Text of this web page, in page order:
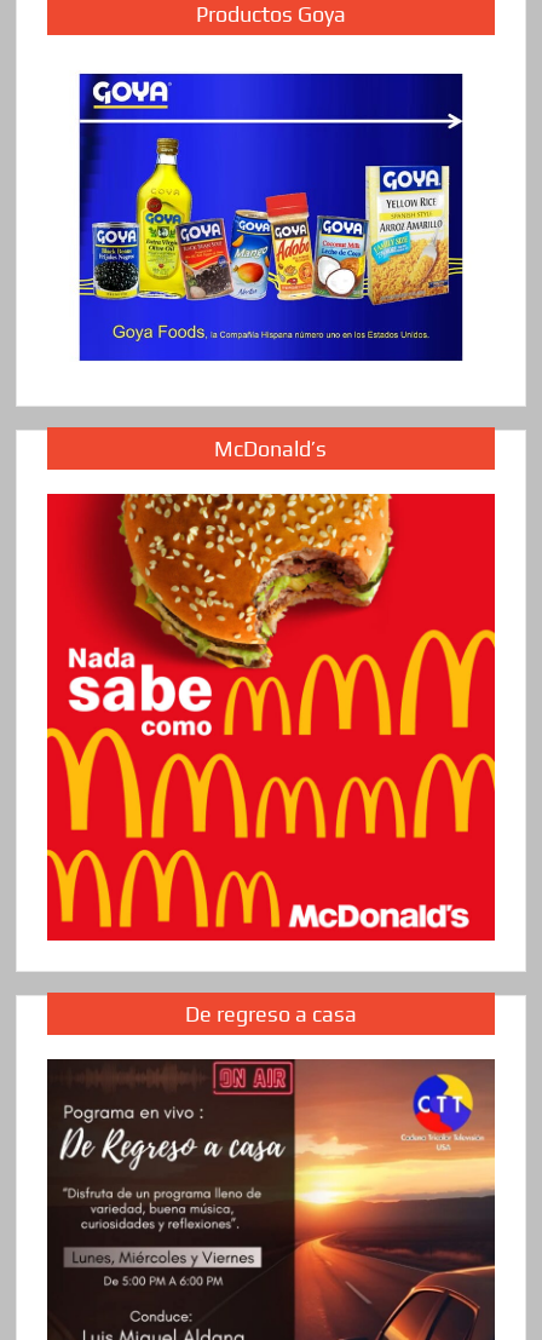
Productos Goya
McDonald’s
De regreso a casa